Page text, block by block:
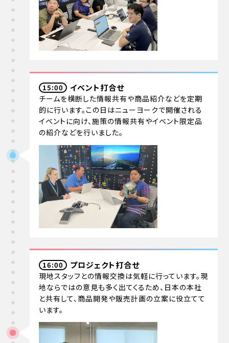
15:00 イベント打合せ
チームを横断した情報共有や商品紹介などを定期
的に行います。この日はニューヨークで開催される
イベントに向け、施策の情報共有やイベント限定品
の紹介などを行いました。
16:00 プロジェクト打合せ
現地スタッフとの情報交換は気軽に行っています。現
地ならではの意見も多く出てくるため、日本の本社
と共有して、商品開発や販売計画の立案に役立てて
います。